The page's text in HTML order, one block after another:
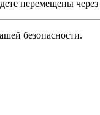
перемещены через
безопасности.